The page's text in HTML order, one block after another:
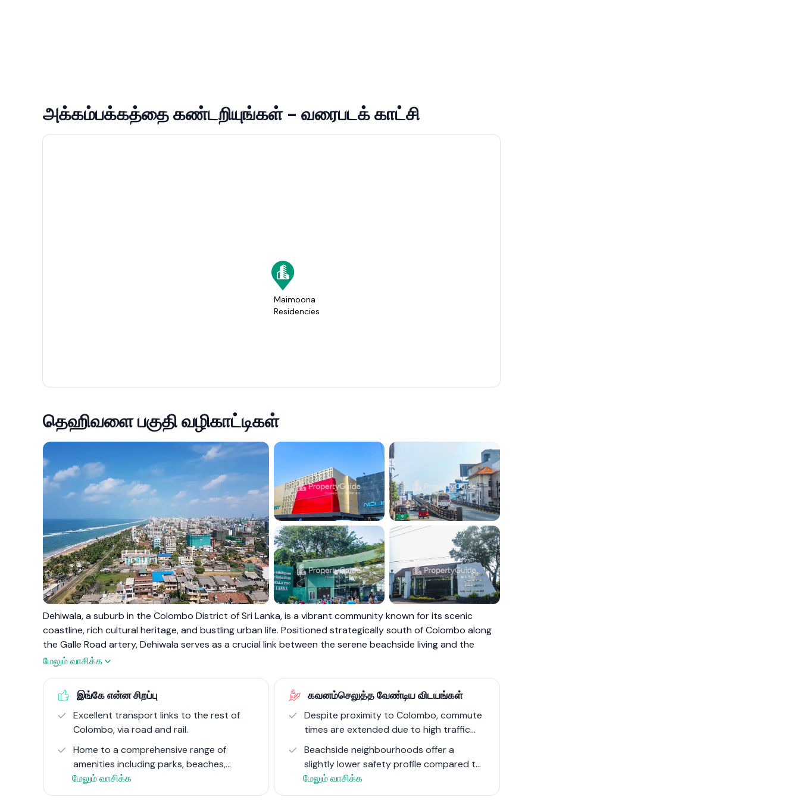
அக்கம்பக்கத்தை கண்டறியுங்கள் - வரைபடக் காட்சி
Maimoona
Residencies
தெஹிவளை பகுதி வழிகாட்டிகள்
+1
Dehiwala, a suburb in the Colombo District of Sri Lanka, is a vibrant community known for its scenic
coastline, rich cultural heritage, and bustling urban life. Positioned strategically south of Colombo along
the Galle Road artery, Dehiwala serves as a crucial link between the serene beachside living and the
dynamic pulse of the city. The area is renowned for the National Zoological Gardens, one of the oldest
and conservation centre. Dehiwala Beach, with its captivating sunsets and leisure activities, attracts
both locals and tourists seeking relaxation and recreation by the sea.
The suburb's infrastructure includes the Dehiwala Railway Station, a key transportation hub facilitating
ease of travel to and from Colombo and other parts of the island. The historical evolution of Dehiwala,
from a quiet residential area to a thriving urban suburb, reflects the broader trends of Sri Lanka's urban
development, showcasing a blend of traditional and modern lifestyles.
மேலும் வாசிக்க
இங்கே என்ன சிறப்பு
Excellent transport links to the rest of
Colombo, via road and rail.
Home to a comprehensive range of
amenities including parks, beaches,
eateries, hotels, gyms, clinics,
pharmacies, supermarkets, clothing
மேலும் வாசிக்க
கவனம்செலுத்த வேண்டிய விடயங்கள்
Despite proximity to Colombo, commute
times are extended due to high traffic
congestion.
Beachside neighbourhoods offer a
slightly lower safety profile compared to
more urban areas.
மேலும் வாசிக்க